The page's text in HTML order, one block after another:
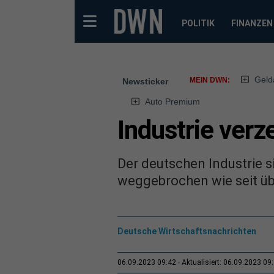
POLITIK FINANZEN
Newsticker MEIN DWN:
Auto Premium
Industrie
Der deutschen Industrie
weggebrochen wie seit
Deutsche Wirtschaftsnachrichten
06.09.2023 09:42 Aktualisiert: 06.09.2023